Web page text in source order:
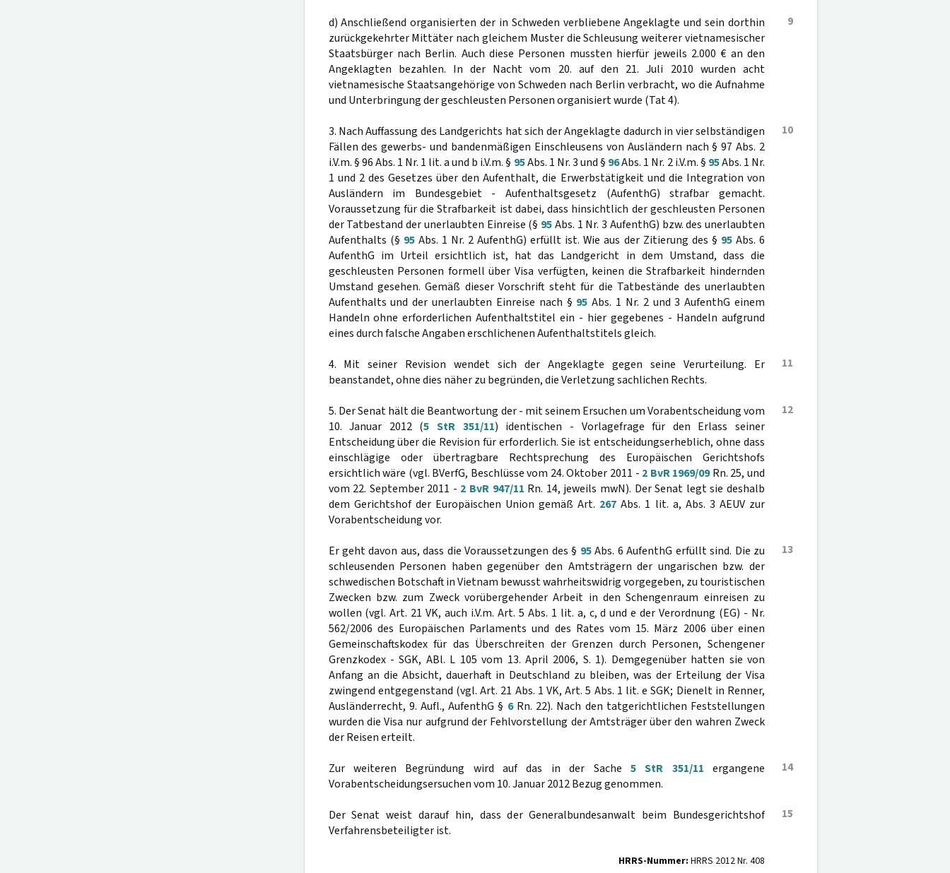
9
d) Anschließend organisierten der in Schweden verbliebene Angeklagte und sein dorthin
zurückgekehrter Mittäter nach gleichem Muster die Schleusung weiterer vietnamesischer
Staatsbürger nach Berlin. Auch diese Personen mussten hierfür jeweils 2.000 € an den
Angeklagten bezahlen. In der Nacht vom 20. auf den 21. Juli 2010 wurden acht
vietnamesische Staatsangehörige von Schweden nach Berlin verbracht, wo die Aufnahme
und Unterbringung der geschleusten Personen organisiert wurde (Tat 4).
10
3. Nach Auffassung des Landgerichts hat sich der Angeklagte dadurch in vier selbständigen
Fällen des gewerbs- und bandenmäßigen Einschleusens von Ausländern nach § 97 Abs. 2
i.V.m. § 96 Abs. 1 Nr. 1 lit. a und b i.V.m. § 95Abs. 1 Nr. 3 und § 96Abs. 1 Nr. 2 i.V.m. § 95Abs. 1 Nr.
1 und 2 des Gesetzes über den Aufenthalt, die Erwerbstätigkeit und die Integration von
Ausländern im Bundesgebiet - Aufenthaltsgesetz (AufenthG) strafbar gemacht.
Voraussetzung für die Strafbarkeit ist dabei, dass hinsichtlich der geschleusten Personen
der Tatbestand der unerlaubten Einreise (§ 95Abs. 1 Nr. 3 AufenthG) bzw. des unerlaubten
Aufenthalts (§ 95Abs. 1 Nr. 2 AufenthG) erfüllt ist. Wie aus der Zitierung des § 95Abs. 6
AufenthG im Urteil ersichtlich ist, hat das Landgericht in dem Umstand, dass die
geschleusten Personen formell über Visa verfügten, keinen die Strafbarkeit hindernden
Umstand gesehen. Gemäß dieser Vorschrift steht für die Tatbestände des unerlaubten
Aufenthalts und der unerlaubten Einreise nach § 95 Abs. 1 Nr. 2 und 3 AufenthG einem
Handeln ohne erforderlichen Aufenthaltstitel ein - hier gegebenes - Handeln aufgrund
eines durch falsche Angaben erschlichenen Aufenthaltstitels gleich.
11
4. Mit seiner Revision wendet sich der Angeklagte gegen seine Verurteilung. Er
beanstandet, ohne dies näher zu begründen, die Verletzung sachlichen Rechts.
12
5. Der Senat hält die Beantwortung der - mit seinem Ersuchen um Vorabentscheidung vom
10. Januar 2012 (5 StR 351/11) identischen - Vorlagefrage für den Erlass seiner
Entscheidung über die Revision für erforderlich. Sie ist entscheidungserheblich, ohne dass
einschlägige oder übertragbare Rechtsprechung des Europäischen Gerichtshofs
ersichtlich wäre (vgl. BVerfG, Beschlüsse vom 24. Oktober 2011 - 2 BvR 1969/09Rn. 25, und
vom 22. September 2011 - 2 BvR 947/11 Rn. 14, jeweils mwN). Der Senat legt sie deshalb
dem Gerichtshof der Europäischen Union gemäß Art. 267 Abs. 1 lit. a, Abs. 3 AEUV zur
Vorabentscheidung vor.
13
Er geht davon aus, dass die Voraussetzungen des § 95Abs. 6 AufenthG erfüllt sind. Die zu
schleusenden Personen haben gegenüber den Amtsträgern der ungarischen bzw. der
schwedischen Botschaft in Vietnam bewusst wahrheitswidrig vorgegeben, zu touristischen
Zwecken bzw. zum Zweck vorübergehender Arbeit in den Schengenraum einreisen zu
wollen (vgl. Art. 21 VK, auch i.V.m. Art. 5 Abs. 1 lit. a, c, d und e der Verordnung (EG) - Nr.
562/2006 des Europäischen Parlaments und des Rates vom 15. März 2006 über einen
Gemeinschaftskodex für das Überschreiten der Grenzen durch Personen, Schengener
Grenzkodex - SGK, ABl. L 105 vom 13. April 2006, S. 1). Demgegenüber hatten sie von
Anfang an die Absicht, dauerhaft in Deutschland zu bleiben, was der Erteilung der Visa
zwingend entgegenstand (vgl. Art. 21 Abs. 1 VK, Art. 5 Abs. 1 lit. e SGK; Dienelt in Renner,
Ausländerrecht, 9. Aufl., AufenthG § 6Rn. 22). Nach den tatgerichtlichen Feststellungen
wurden die Visa nur aufgrund der Fehlvorstellung der Amtsträger über den wahren Zweck
der Reisen erteilt.
14
Zur weiteren Begründung wird auf das in der Sache 5 StR 351/11 ergangene
Vorabentscheidungsersuchen vom 10. Januar 2012 Bezug genommen.
15
Der Senat weist darauf hin, dass der Generalbundesanwalt beim Bundesgerichtshof
Verfahrensbeteiligter ist.
HRRS-Nummer: HRRS 2012 Nr. 408